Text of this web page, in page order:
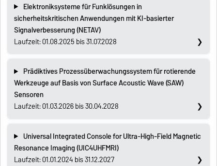
Elektroniksysteme für Funklösungen in
sicherheitskritischen Anwendungen mit KI-basierter
Signalverbesserung (NETAV)
Laufzeit: 01.08.2025 bis 31.07.2028
Prädiktives Prozessüberwachungssystem für rotierende
Werkzeuge auf Basis von Surface Acoustic Wave (SAW)
Sensoren
Laufzeit: 01.03.2026 bis 30.04.2028
Universal Integrated Console for Ultra-High-Field Magnetic
Resonance Imaging (UIC4UHFMRI)
Laufzeit: 01.01.2024 bis 31.12.2027